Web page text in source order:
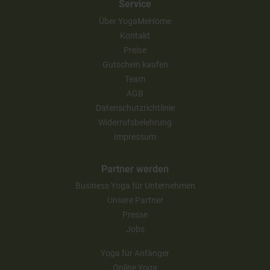
Service
Über YogaMeHome
Kontakt
Preise
Gutschein kaufen
Team
AGB
Datenschutzrichtlinie
Widerrufsbelehrung
Impressum
Partner werden
Business Yoga für Unternehmen
Unsere Partner
Presse
Jobs
Yoga für Anfänger
Online Yoga